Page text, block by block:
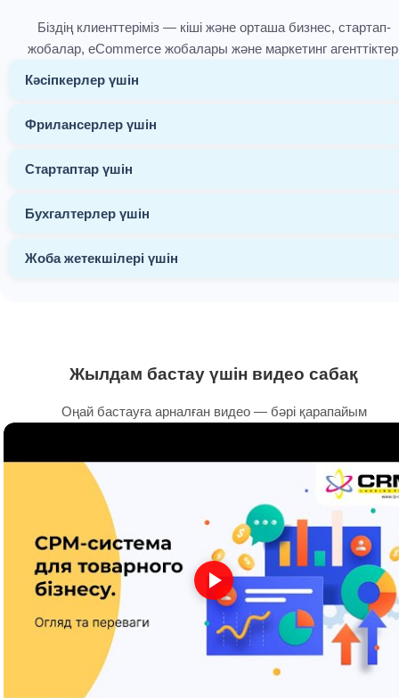
Біздің клиенттеріміз — кіші және орташа бизнес, стартап-
жобалар, eCommerce жобалары және маркетинг
Кәсіпкерлер үшін
Фрилансерлер үшін
Стартаптар үшін
Бухгалтерлер үшін
Жоба жетекшілері үшін
Жылдам бастау үшін видео сабақ
Оңай бастауға арналған видео — бәрі қарапайым